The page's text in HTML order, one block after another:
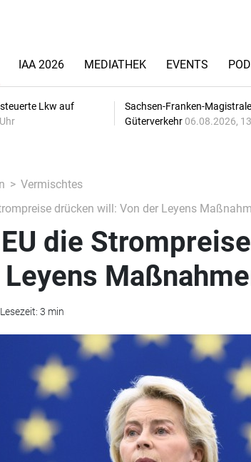
IAA 2026 MEDIATHEK EVENTS
Lkw auf
Sachsen-Franken-
Güterverkehr 06.08.2026,
Vermischtes
drücken will: Von der Leyens
die
3 min